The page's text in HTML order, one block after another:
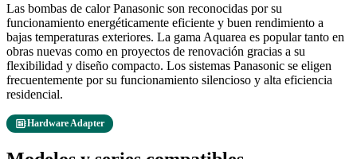
Las bombas de calor Panasonic son reconocidas por su
funcionamiento energéticamente eficiente y buen rendimiento a
bajas temperaturas exteriores. La gama Aquarea es popular tanto en
obras nuevas como en proyectos de renovación gracias a su
flexibilidad y diseño compacto. Los sistemas Panasonic se eligen
frecuentemente por su funcionamiento silencioso y alta eficiencia
residencial.
developer_boardHardware Adapter